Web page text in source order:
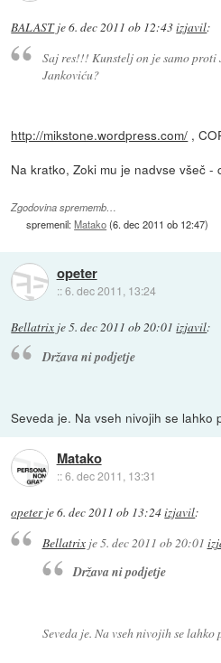
BALASTje6. dec 2011 ob 12:43izjavil:
Saj res!!! Kunstelj on je samo proti
Jankoviću?
http://mikstone.wordpress.com/ ,
Na kratko, Zoki mu je nadvse všeč -
Zgodovina sprememb…
spremenil:Matako(6. dec 2011 ob 12:47)
opeter
::6. dec 2011, 13:24
Bellatrix je5. dec 2011 ob 20:01 izjavil:
Država ni podjetje
Seveda je. Na vseh nivojih se lahko
Matako
::6. dec 2011, 13:31
opeterje6. dec 2011 ob 13:24izjavil:
Bellatrixje5. dec 2011 ob 20:01
Država ni podjetje
Seveda je. Na vseh nivojih se